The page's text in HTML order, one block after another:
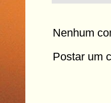
Nenhum
Postar um